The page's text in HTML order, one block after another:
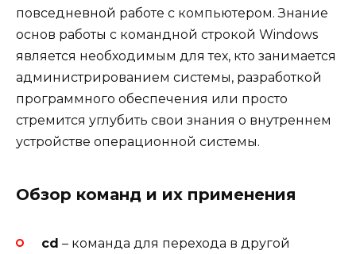
повседневной работе с компьютером. Знание
основ работы с командной строкой Windows
является необходимым для тех, кто занимается
администрированием системы, разработкой
программного обеспечения или просто
стремится углубить свои знания о внутреннем
устройстве операционной системы.
Обзор команд и их применения
cd – команда для перехода в другой